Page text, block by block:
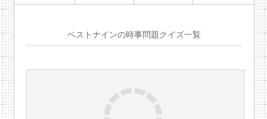
ベストナインの時事問題クイズ一覧